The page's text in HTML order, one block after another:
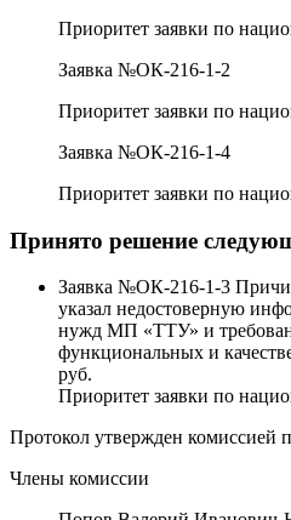
Приоритет заявки по
Заявка №ОК-216-1-2
Приоритет заявки по
Заявка №ОК-216-1-4
Приоритет заявки по
Принято решение
Заявка №ОК-216-1-3
указал недостоверную
нужд МП «ТТУ» и
функциональных и
руб.
Приоритет заявки по
Протокол утвержден комиссией
Члены комиссии